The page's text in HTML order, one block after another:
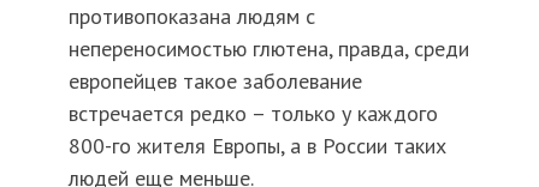
противопоказана людям с
непереносимостью глютена, правда, среди
европейцев такое заболевание
встречается редко – только у каждого
800-го жителя Европы, а в России таких
людей еще меньше.